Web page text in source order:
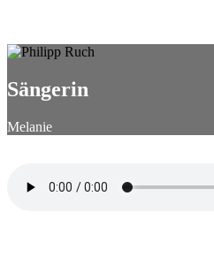
Sängerin
Melanie